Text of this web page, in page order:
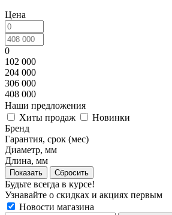
Цена
0
102 000
204 000
306 000
408 000
Наши предложения
Хиты продаж
Новинки
Бренд
Гарантия, срок (мес)
Диаметр, мм
Длина, мм
Сбросить
Будьте всегда в курсе!
Узнавайте о скидках и акциях первым
Новости магазина